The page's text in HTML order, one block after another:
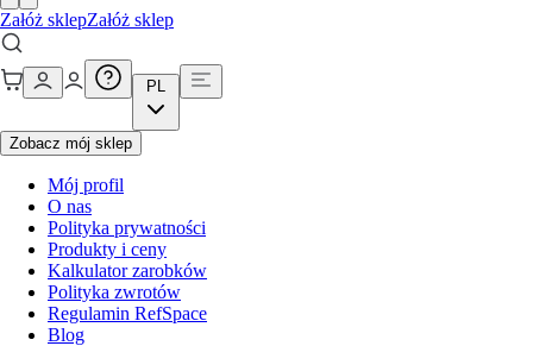
Załóż sklepZałóż sklep
PL
Zobacz mój sklep
Mój profil
O nas
Polityka prywatności
Produkty i ceny
Kalkulator zarobków
Polityka zwrotów
Regulamin RefSpace
Blog